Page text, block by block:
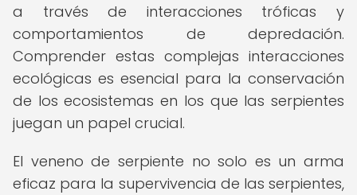
a través de interacciones tróficas y
comportamientos de depredación.
Comprender estas complejas interacciones
ecológicas es esencial para la conservación
de los ecosistemas en los que las serpientes
juegan un papel crucial.
El veneno de serpiente no solo es un arma
eficaz para la supervivencia de las serpientes,